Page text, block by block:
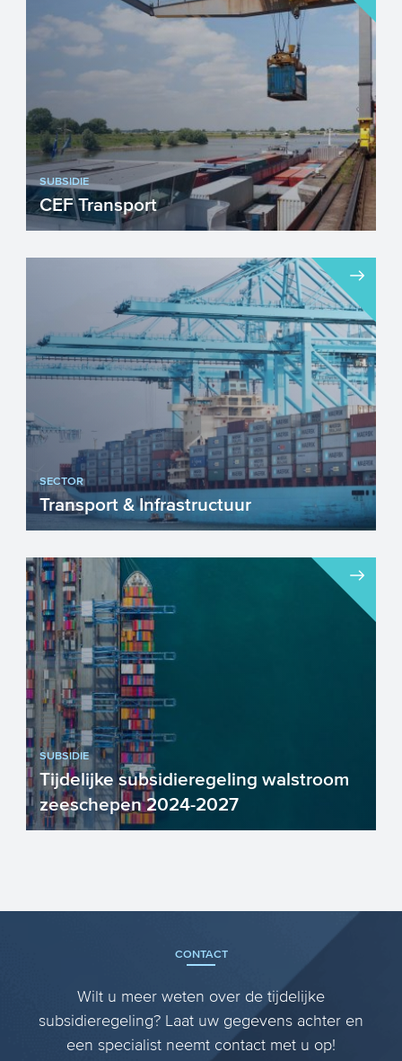
voor het ophogen van o...
SUBSIDIE
CEF Transport
CEF Transport ondersteunt grootschalige
projecten die duurzaam, geïntegreerd en
efficiënt vervoer ...
SECTOR
Transport & Infrastructuur
Nederland heeft een internationale
toppositie als het gaat om Transport &
Infrastructuur. Onze g...
SUBSIDIE
Tijdelijke subsidieregeling walstroom
zeeschepen 2024-2027
een Nederlandse zeehaven waarmee u
CONTACT
Wilt u meer weten over de tijdelijke
subsidieregeling? Laat uw gegevens achter en
een specialist neemt contact met u op!